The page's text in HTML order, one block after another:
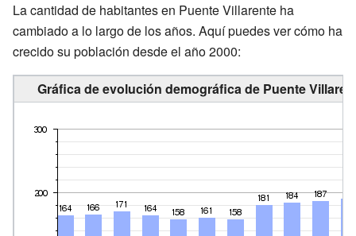
La cantidad de habitantes en Puente Villarente ha
cambiado a lo largo de los años. Aquí puedes ver cómo ha
crecido su población desde el año 2000:
Gráfica de evolución demográfica de Puente